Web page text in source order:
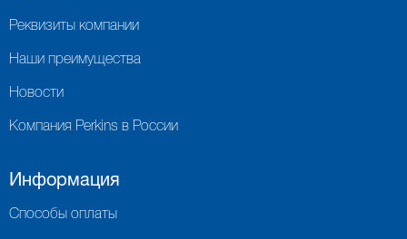
Реквизиты компании
Наши преимущества
Новости
Компания Perkins в России
Информация
Способы оплаты